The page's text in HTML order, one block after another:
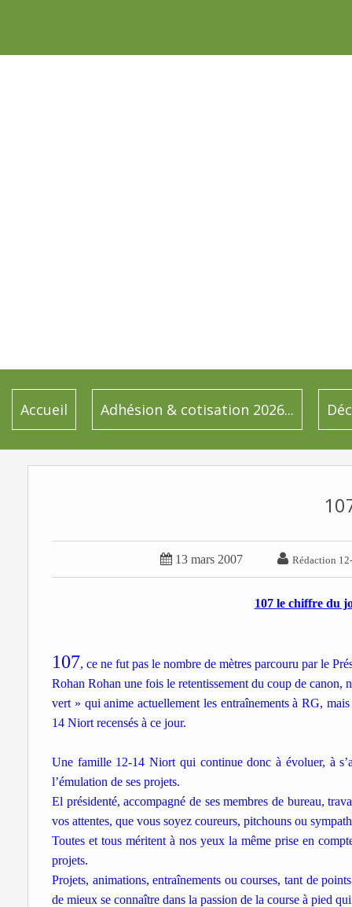
Accueil Adhésion & cotisation 2026...
 13 mars 2007  Rédaction
107 le chiffre du
107, ce ne fut pas le nombre de mètres parcouru par le
Rohan Rohan une fois le retentissement du coup de
vert » qui anime actuellement les entraînements à RG,
14 Niort recensés à ce jour.
Une famille 12-14 Niort qui continue donc à évoluer, à
l’émulation de ses projets.
El présidenté, accompagné de ses membres de bureau,
vos attentes, que vous soyez coureurs, pitchouns ou
Toutes et tous méritent à nos yeux la même prise en
projets.
Projets, animations, entraînements ou courses, tant de
de mieux se connaître dans la passion de la course à pied